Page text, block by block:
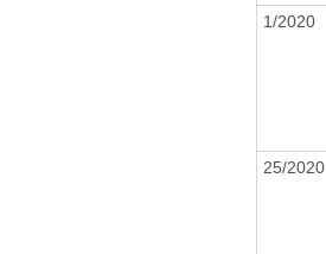
1/2020
25/2020